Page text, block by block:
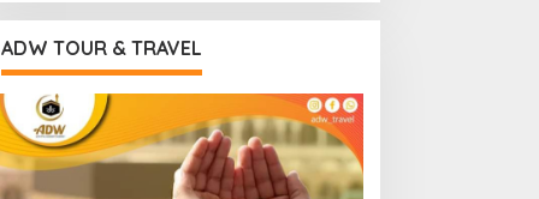
ADW TOUR & TRAVEL